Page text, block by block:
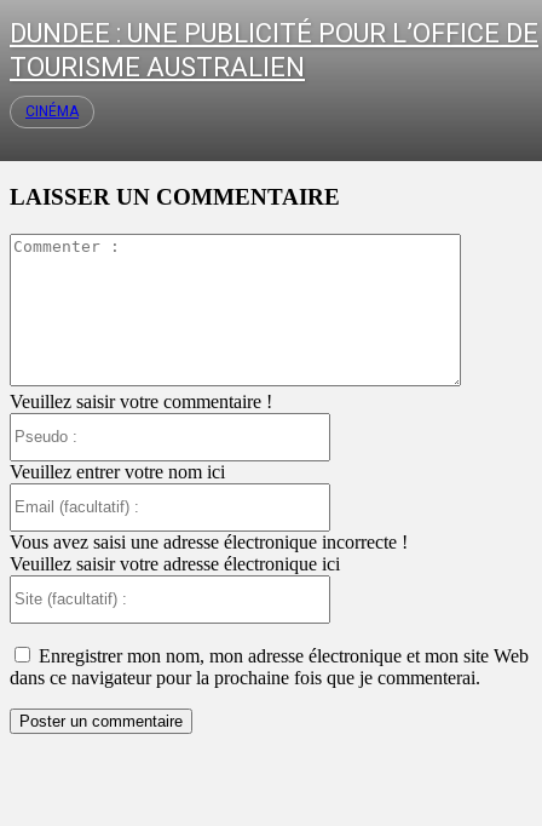
DUNDEE : UNE PUBLICITÉ POUR L’OFFICE DE
TOURISME AUSTRALIEN
CINÉMA
LAISSER UN COMMENTAIRE
Veuillez saisir votre commentaire !
Veuillez entrer votre nom ici
:
Vous avez saisi une adresse électronique incorrecte !
Veuillez saisir votre adresse électronique ici
:
Enregistrer mon nom, mon adresse électronique et mon site Web
dans ce navigateur pour la prochaine fois que je commenterai.